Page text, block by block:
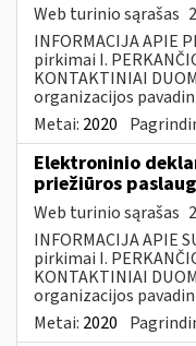
Web turinio sąrašas
INFORMACIJA APIE
pirkimai I.
KONTAKTINIAI
organizacijos
Metai: 2020
Elektroninio
priežiūros
Web turinio sąrašas
INFORMACIJA APIE
pirkimai I.
KONTAKTINIAI
organizacijos
Metai: 2020